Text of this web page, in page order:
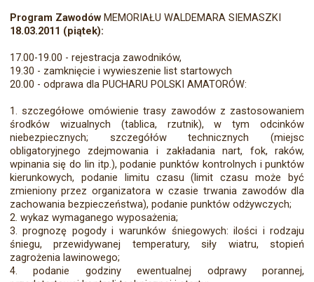
Program ZawodówMEMORIAŁU WALDEMARA SIEMASZKI
18.03.2011 (piątek):
17.00-19.00 - rejestracja zawodników,
19.30 - zamknięcie i wywieszenie list startowych
20.00 - odprawa dla PUCHARU POLSKI AMATORÓW:
1. szczegółowe omówienie trasy zawodów z zastosowaniem
środków wizualnych (tablica, rzutnik), w tym odcinków
niebezpiecznych; szczegółów technicznych (miejsc
obligatoryjnego zdejmowania i zakładania nart, fok, raków,
wpinania się do lin itp.), podanie punktów kontrolnych i punktów
kierunkowych, podanie limitu czasu (limit czasu może być
zmieniony przez organizatora w czasie trwania zawodów dla
zachowania bezpieczeństwa), podanie punktów odżywczych;
2. wykaz wymaganego wyposażenia;
3. prognozę pogody i warunków śniegowych: ilości i rodzaju
śniegu, przewidywanej temperatury, siły wiatru, stopień
zagrożenia lawinowego;
4. podanie godziny ewentualnej odprawy porannej,